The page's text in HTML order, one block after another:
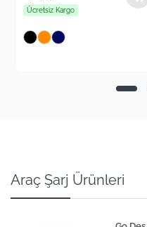
Ücretsiz Kargo
Araç Şarj Ürünleri